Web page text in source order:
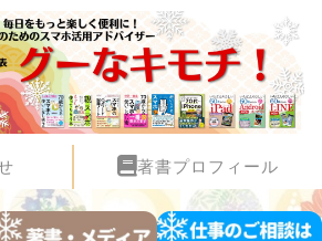
著書プロフィール